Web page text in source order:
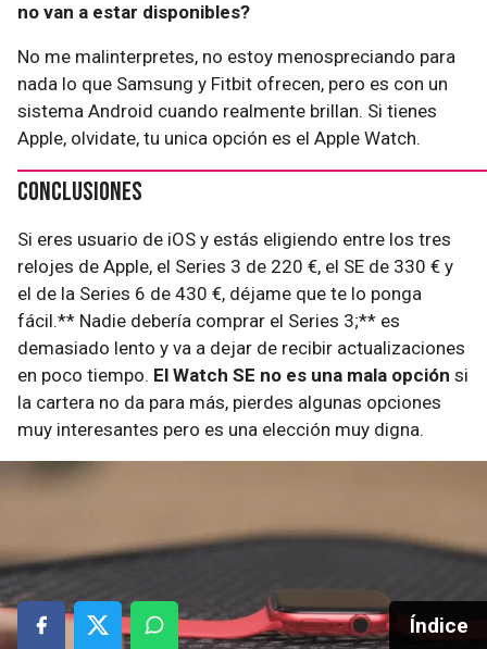
no van a estar disponibles?
No me malinterpretes, no estoy menospreciando para
nada lo que Samsung y Fitbit ofrecen, pero es con un
sistema Android cuando realmente brillan. Si tienes
Apple, olvidate, tu unica opción es el Apple Watch.
Conclusiones
Si eres usuario de iOS y estás eligiendo entre los tres
relojes de Apple, el Series 3 de 220 €, el SE de 330 € y
el de la Series 6 de 430 €, déjame que te lo ponga
fácil.** Nadie debería comprar el Series 3;** es
demasiado lento y va a dejar de recibir actualizaciones
en poco tiempo. El Watch SE no es una mala opción si
la cartera no da para más, pierdes algunas opciones
muy interesantes pero es una elección muy digna.
Índice